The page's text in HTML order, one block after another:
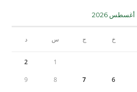
أغسطس 2026
خ ج س د
1
2
6
7
8
9